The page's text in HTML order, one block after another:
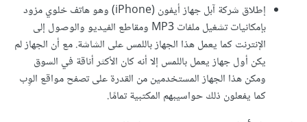
إطلاق شركة آبل جهاز أيفون (iPhone) وهو هاتف خلوي مزود
بإمكانيات تشغيل ملفات MP3 ومقاطع الفيديو والوصول إلى
الإنترنت كما يعمل هذا الجهاز باللمس على الشاشة. مع أن الجهاز لم
يكن أول جهاز يعمل باللمس إلا أنه كان الأكثر أناقة في السوق
ومكن هذا الجهاز المستخدمين من القدرة على تصفح مواقع الوِب
كما يفعلون ذلك حواسيبهم المكتبية تمامًا.